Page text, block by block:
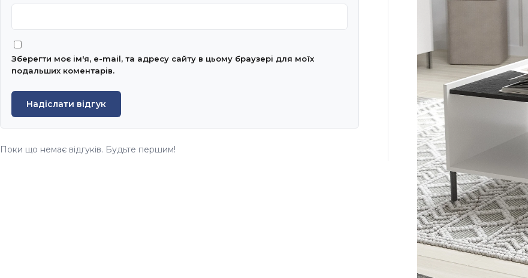
Зберегти моє ім'я, e-mail, та адресу сайту в цьому браузері для моїх
подальших коментарів.
Надіслати відгук
Поки що немає відгуків. Будьте першим!